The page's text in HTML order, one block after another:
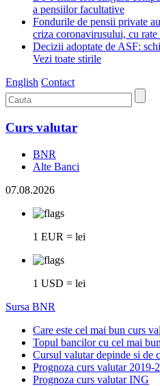
a pensiilor facultative
Fondurile de pensii private
criza coronavirusului, cu
Decizii adoptate de ASF:
Vezi toate stirile
English Contact
Curs valutar
BNR
Alte Banci
07.08.2026
1 EUR = lei
1 USD = lei
Sursa BNR
Care este cel mai bun curs
Topul bancilor cu cel mai
Cursul valutar depinde si de
Prognoza curs valutar 2019-
Prognoza curs valutar ING